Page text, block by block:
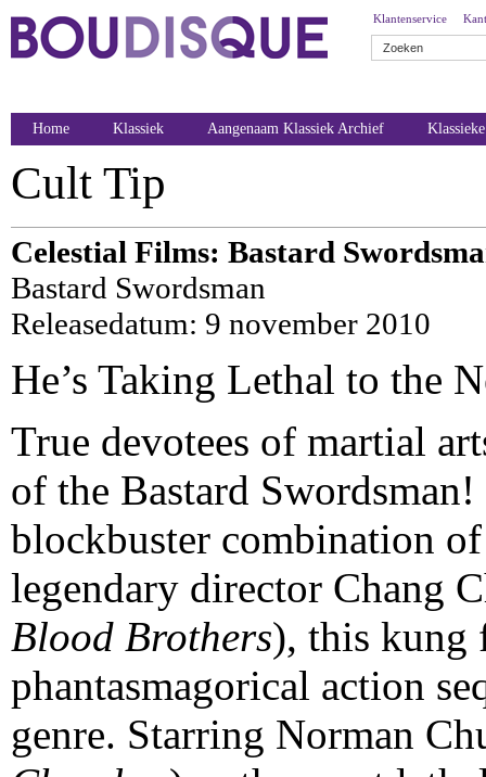
Klantenservice
Home Klassiek Aangenaam Klassiek Archief
Cult Tip
Celestial Films: Bastard
Bastard Swordsman
Releasedatum: 9 november 2010
He’s Taking Lethal to the
True devotees of martial
of the Bastard
blockbuster combination
legendary director Chang
Blood Brothers), this kung
phantasmagorical action
genre. Starring Norman